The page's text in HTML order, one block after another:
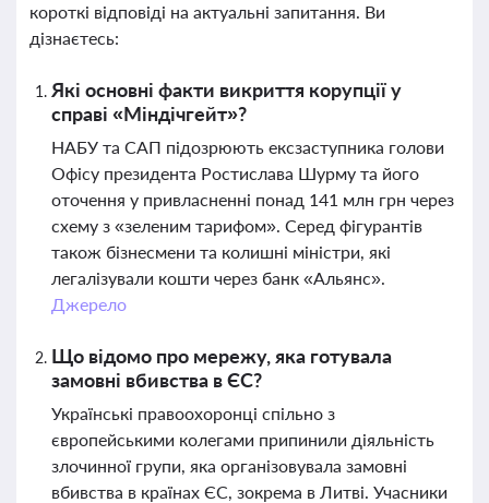
короткі відповіді на актуальні запитання. Ви
дізнаєтесь:
Які основні факти викриття корупції у
справі «Міндічгейт»?
НАБУ та САП підозрюють ексзаступника голови
Офісу президента Ростислава Шурму та його
оточення у привласненні понад 141 млн грн через
схему з «зеленим тарифом». Серед фігурантів
також бізнесмени та колишні міністри, які
легалізували кошти через банк «Альянс».
Джерело
Що відомо про мережу, яка готувала
замовні вбивства в ЄС?
Українські правоохоронці спільно з
європейськими колегами припинили діяльність
злочинної групи, яка організовувала замовні
вбивства в країнах ЄС, зокрема в Литві. Учасники